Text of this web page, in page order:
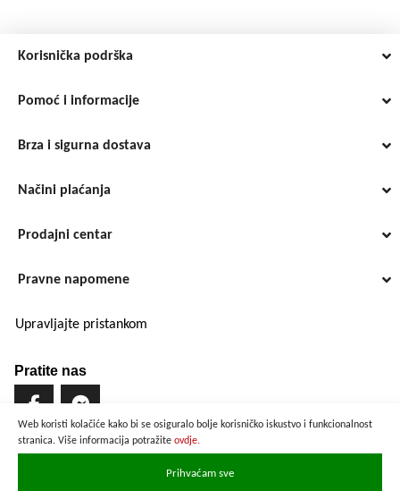
Web koristi kolačiće kako bi se osiguralo bolje korisničko iskustvo i funkcionalnost
stranica. Više informacija potražite ovdje.
Prihvaćam sve
Korisnička podrška
Pomoć i informacije
Brza i sigurna dostava
Načini plaćanja
Prodajni centar
Pravne napomene
Upravljajte pristankom
Pratite nas
Brzo i sigurno plaćanje